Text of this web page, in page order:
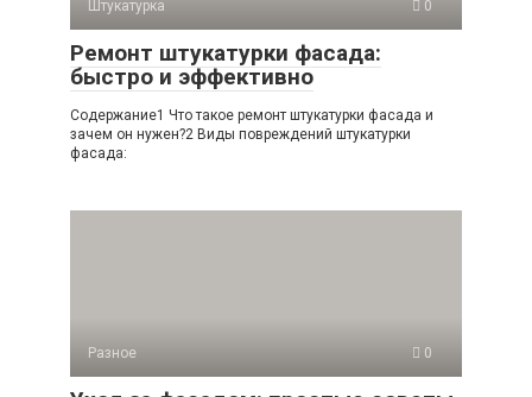
Штукатурка 0
Ремонт штукатурки фасада:
быстро и эффективно
Содержание1 Что такое ремонт штукатурки фасада и
зачем он нужен?2 Виды повреждений штукатурки
фасада:
Разное 0